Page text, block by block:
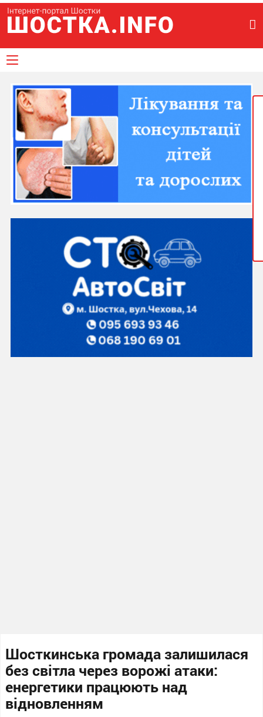
Шосткинська громада залишилася
без світла через ворожі атаки:
енергетики працюють над
відновленням